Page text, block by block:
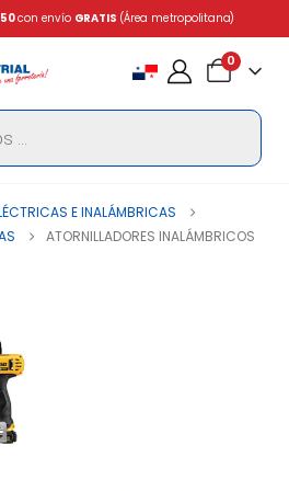
con envío GRATIS (Área metropolitana)
0
E INALÁMBRICAS
ATORNILLADORES INALÁMBRICOS